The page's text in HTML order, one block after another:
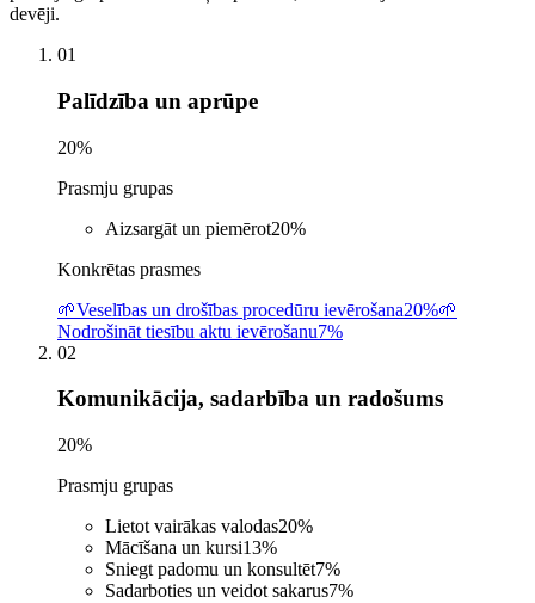
devēji.
01
Palīdzība un aprūpe
20%
Prasmju grupas
Aizsargāt un piemērot20%
Konkrētas prasmes
🌱Veselības un drošības procedūru ievērošana20%🌱
Nodrošināt tiesību aktu ievērošanu7%
02
Komunikācija, sadarbība un radošums
20%
Prasmju grupas
Lietot vairākas valodas20%
Mācīšana un kursi13%
Sniegt padomu un konsultēt7%
Sadarboties un veidot sakarus7%